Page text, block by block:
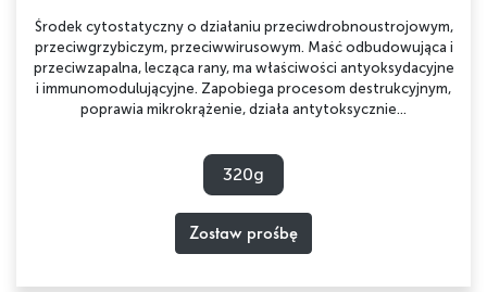
Środek cytostatyczny o działaniu przeciwdrobnoustrojowym,
przeciwgrzybiczym, przeciwwirusowym. Maść odbudowująca i
przeciwzapalna, lecząca rany, ma właściwości antyoksydacyjne
i immunomodulującyjne. Zapobiega procesom destrukcyjnym,
poprawia mikrokrążenie, działa antytoksycznie...
320g
Zostaw prośbę